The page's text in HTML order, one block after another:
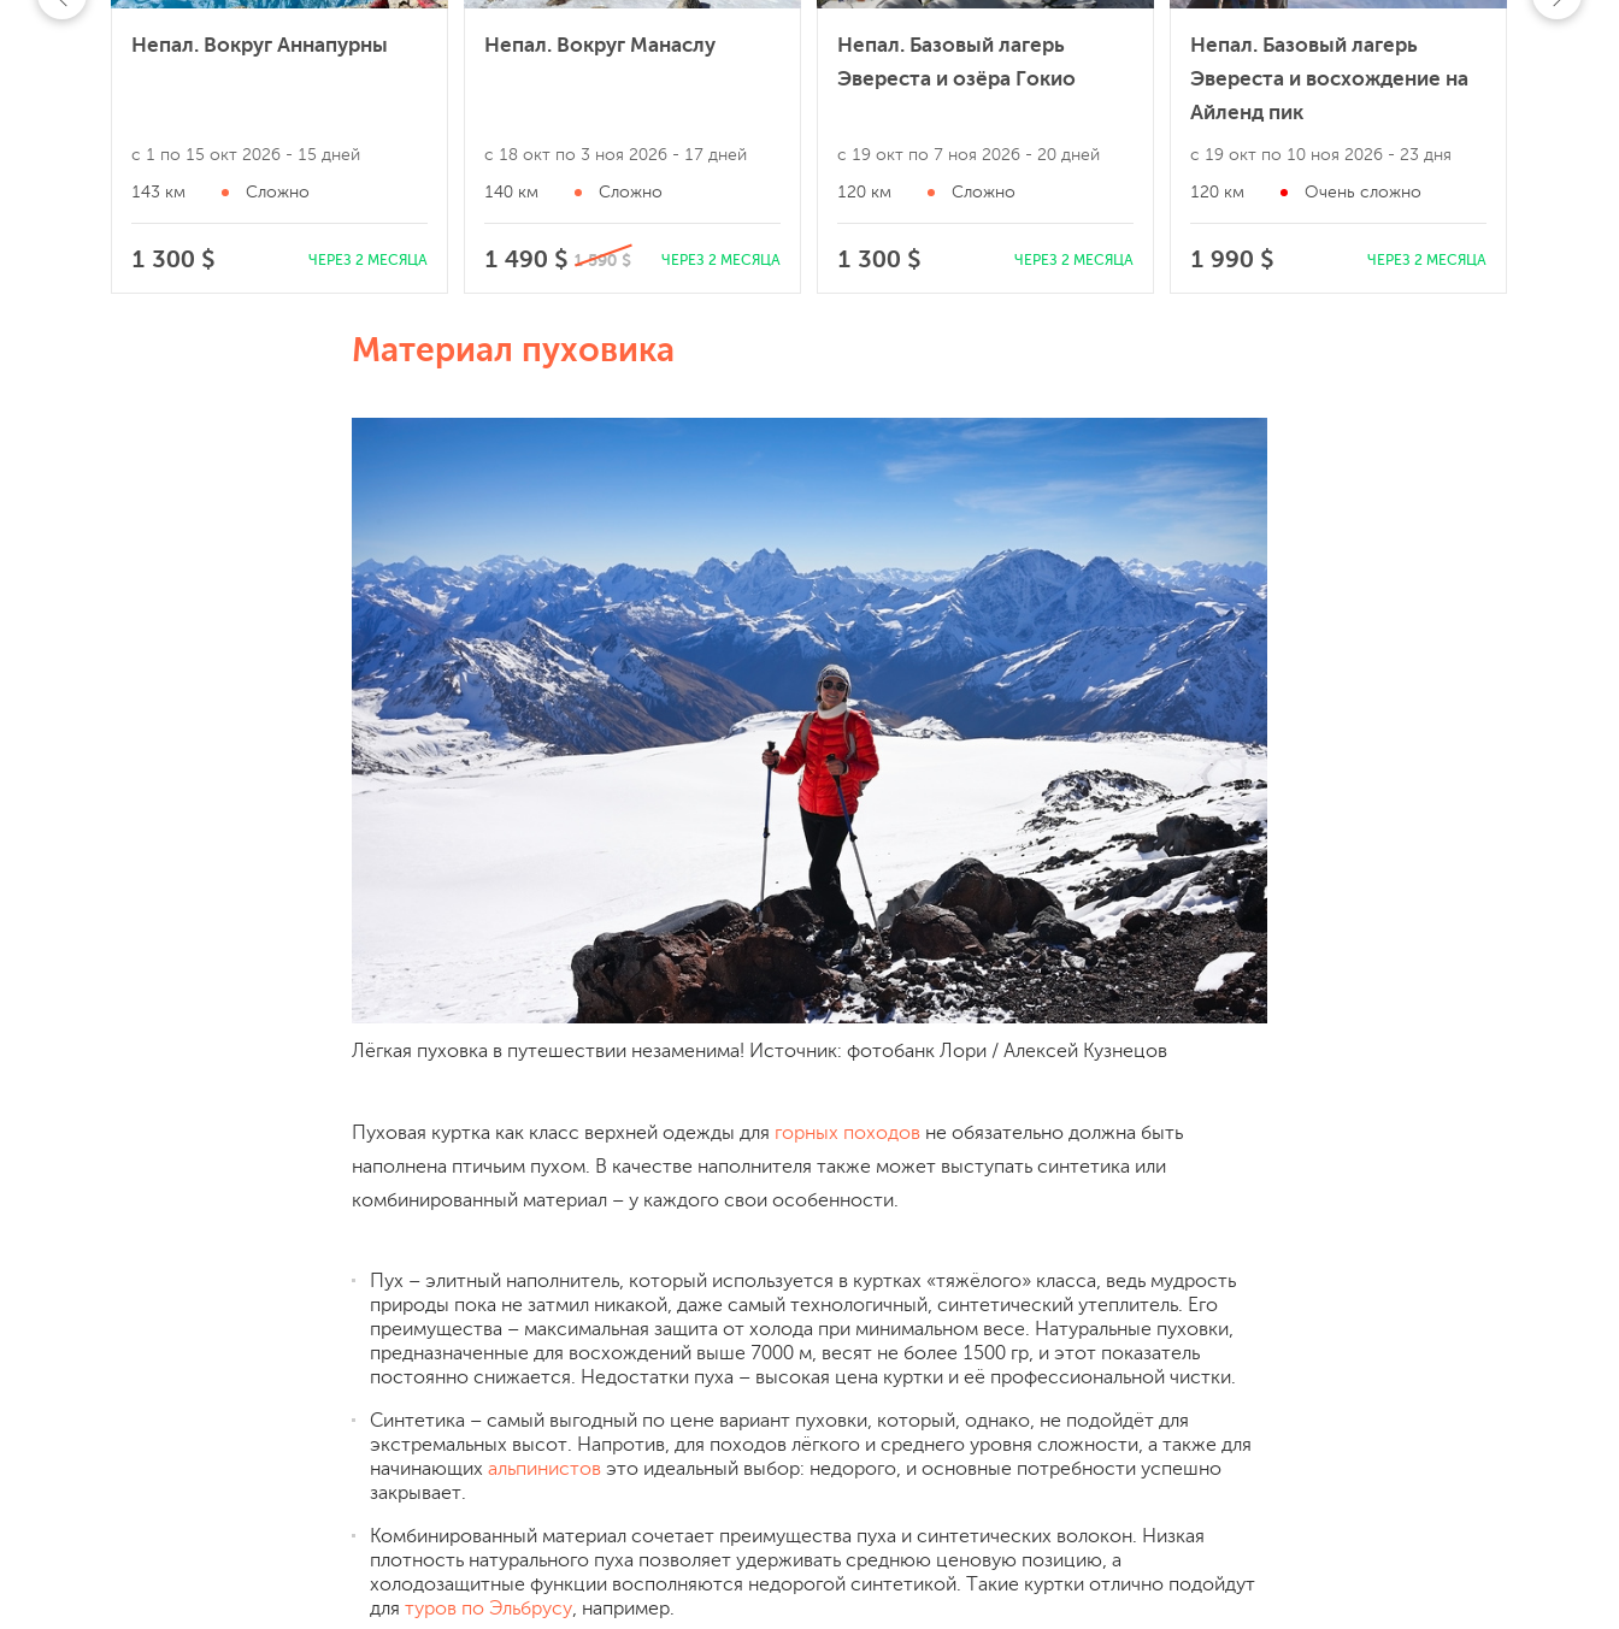
Непал. Вокруг Аннапурны
с 1 по 15 окт 2026 - 15 дней
143 км Сложно
1 300 $ ЧЕРЕЗ 2 МЕСЯЦА
Непал. Вокруг Манаслу
с 18 окт по 3 ноя 2026 - 17 дней
140 км Сложно
1 490 $ 1 590 $ ЧЕРЕЗ 2 МЕСЯЦА
Непал. Базовый лагерь
Эвереста и озёра Гокио
с 19 окт по 7 ноя 2026 - 20 дней
120 км Сложно
1 300 $ ЧЕРЕЗ 2 МЕСЯЦА
Непал. Базовый лагерь
Эвереста и восхождение на
Айленд пик
с 19 окт по 10 ноя 2026 - 23 дня
120 км Очень сложно
1 990 $ ЧЕРЕЗ 2 МЕСЯЦА
Материал пуховика
Лёгкая пуховка в путешествии незаменима! Источник: фотобанк Лори / Алексей Кузнецов
Пуховая куртка как класс верхней одежды для горных походов не обязательно должна быть
наполнена птичьим пухом. В качестве наполнителя также может выступать синтетика или
комбинированный материал – у каждого свои особенности.
Пух – элитный наполнитель, который используется в куртках «тяжёлого» класса, ведь мудрость
природы пока не затмил никакой, даже самый технологичный, синтетический утеплитель. Его
преимущества – максимальная защита от холода при минимальном весе. Натуральные пуховки,
предназначенные для восхождений выше 7000 м, весят не более 1500 гр, и этот показатель
постоянно снижается. Недостатки пуха – высокая цена куртки и её профессиональной чистки.
Синтетика – самый выгодный по цене вариант пуховки, который, однако, не подойдёт для
экстремальных высот. Напротив, для походов лёгкого и среднего уровня сложности, а также для
начинающих альпинистов это идеальный выбор: недорого, и основные потребности успешно
закрывает.
Комбинированный материал сочетает преимущества пуха и синтетических волокон. Низкая
плотность натурального пуха позволяет удерживать среднюю ценовую позицию, а
холодозащитные функции восполняются недорогой синтетикой. Такие куртки отлично подойдут
для туров по Эльбрусу, например.